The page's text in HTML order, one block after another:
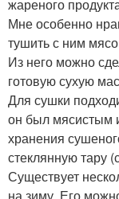
жареного
Мне особенно
тушить с ним
Из него можно
готовую сухую
Для сушки
он был мясистым
хранения
стеклянную тару
Существует
на зиму. Его